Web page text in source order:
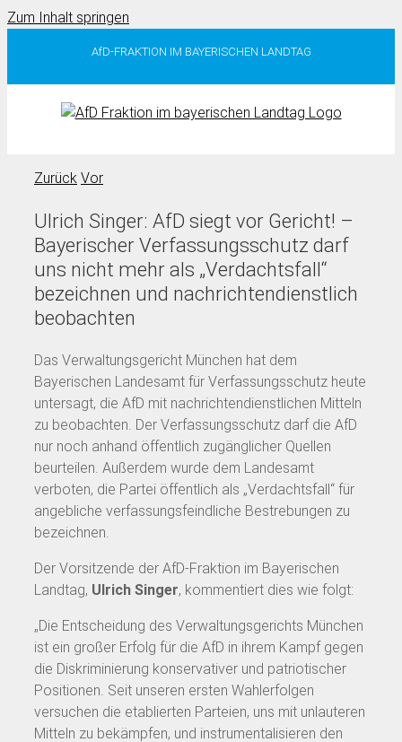
Zum Inhalt springen
AfD-FRAKTION IM BAYERISCHEN LANDTAG
Zurück Vor
Ulrich Singer: AfD siegt vor Gericht! –
Bayerischer Verfassungsschutz darf
uns nicht mehr als „Verdachtsfall“
bezeichnen und nachrichtendienstlich
beobachten
Das Verwaltungsgericht München hat dem
Bayerischen Landesamt für Verfassungsschutz heute
untersagt, die AfD mit nachrichtendienstlichen Mitteln
zu beobachten. Der Verfassungsschutz darf die AfD
nur noch anhand öffentlich zugänglicher Quellen
beurteilen. Außerdem wurde dem Landesamt
verboten, die Partei öffentlich als „Verdachtsfall“ für
angebliche verfassungsfeindliche Bestrebungen zu
bezeichnen.
Der Vorsitzende der AfD-Fraktion im Bayerischen
Landtag, Ulrich Singer, kommentiert dies wie folgt:
„Die Entscheidung des Verwaltungsgerichts München
ist ein großer Erfolg für die AfD in ihrem Kampf gegen
die Diskriminierung konservativer und patriotischer
Positionen. Seit unseren ersten Wahlerfolgen
versuchen die etablierten Parteien, uns mit unlauteren
Mitteln zu bekämpfen, und instrumentalisieren den